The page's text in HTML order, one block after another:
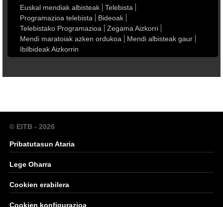
Euskal mendiak albisteak
Telebista
Programazioa telebista
Bideoak
Telebistako Programazioa
Zegama Aizkorri
Mendi maratoiak azken ordukoa
Mendi albisteak gaur
Ibilbideak Aizkorrin
© EITB - 2026
Pribatutasun Ataria
Lege Oharra
Cookien erabilera
Cookien konfigurazioa